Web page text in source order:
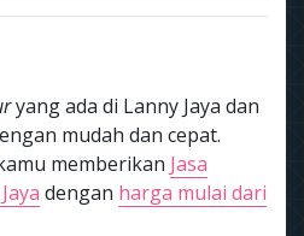
yang ada di Lanny Jaya dan
mudah dan cepat.
memberikan Jasa
dengan harga mulai dari